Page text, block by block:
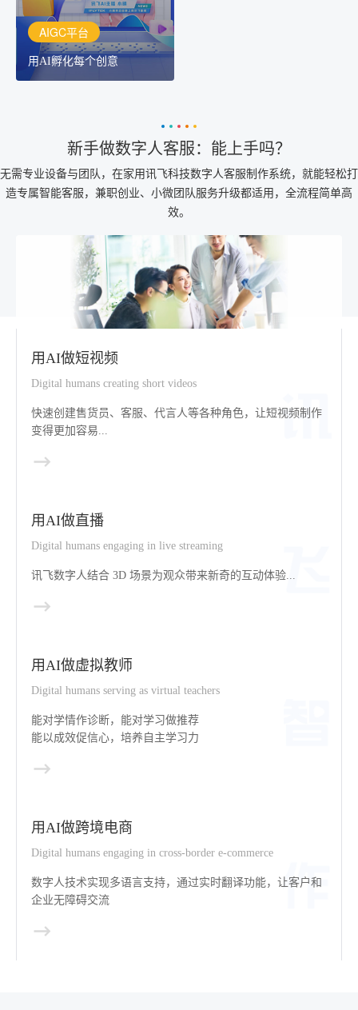
AIGC平台
用AI孵化每个创意
新手做数字人客服：能上手吗？
无需专业设备与团队，在家用讯飞科技数字人客服制作系统，就能轻松打
造专属智能客服，兼职创业、小微团队服务升级都适用，全流程简单高
效。
用AI做短视频
Digital humans creating short videos
快速创建售货员、客服、代言人等各种角色，让短视频制作
变得更加容易...
用AI做直播
Digital humans engaging in live streaming
讯飞数字人结合 3D 场景为观众带来新奇的互动体验...
用AI做虚拟教师
Digital humans serving as virtual teachers
能对学情作诊断，能对学习做推荐
能以成效促信心，培养自主学习力
用AI做跨境电商
Digital humans engaging in cross-border e-commerce
数字人技术实现多语言支持，通过实时翻译功能，让客户和
企业无障碍交流